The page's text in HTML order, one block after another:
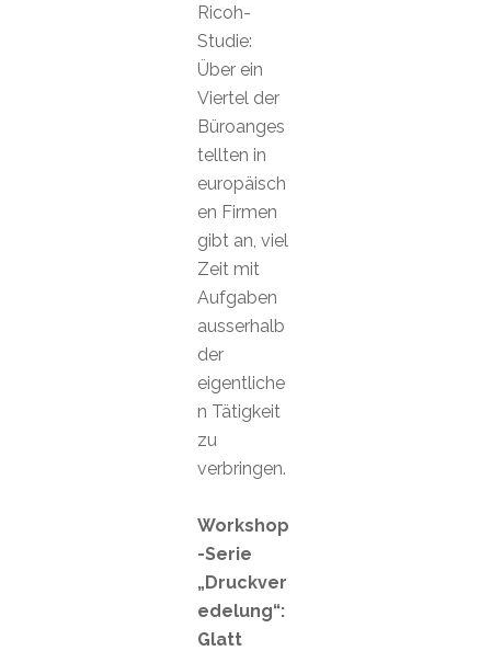
Ricoh-
Studie:
Über ein
Viertel der
Büroanges
tellten in
europäisch
en Firmen
gibt an, viel
Zeit mit
Aufgaben
ausserhalb
der
eigentliche
n Tätigkeit
zu
verbringen.
Workshop
-Serie
„Druckver
edelung“:
Glatt